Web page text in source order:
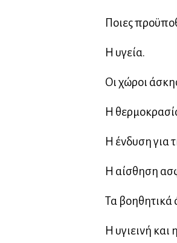
Ποιες
Η υγεία.
Οι χώροι
Η
Η ένδυση για
Η αίσθηση
Τα βοηθητικά
Η υγιεινή και